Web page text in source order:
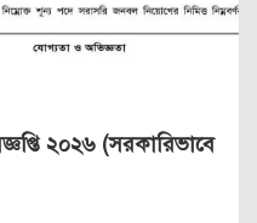
২০২৬ (সরকারিভাবে